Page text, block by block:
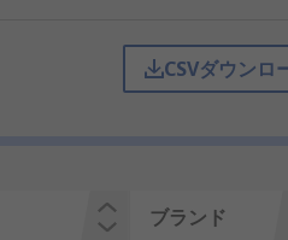
CSVダウンロ
ブランド